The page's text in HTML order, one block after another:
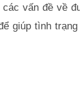
vấn đề về
giúp tình